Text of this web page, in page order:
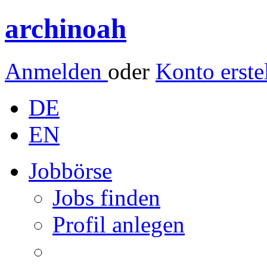
archinoah
Anmelden oder Konto
DE
EN
Jobbörse
Jobs finden
Profil anlegen